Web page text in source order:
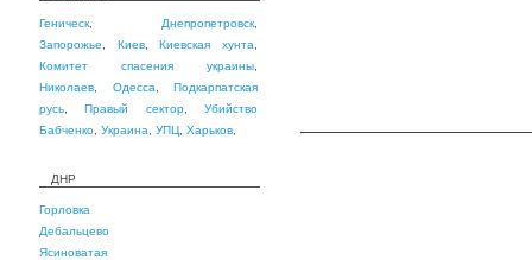
Геническ Днепропетровск
Запорожье
Киев,Киевская хунта
Комитет спасения украины
Николаев
Одесса
Подкарпатская
русь ,Правый сектор,Убийство
Бабченко Украина УПЦ Харьков
ДНР
Горловка
Дебальцево
Ясиноватая